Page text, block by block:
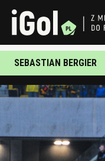
SEBASTIAN BERGIER